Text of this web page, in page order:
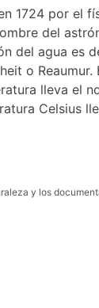
1724 por el
del
del agua es
o Reaumur.
lleva el
Celsius
y los